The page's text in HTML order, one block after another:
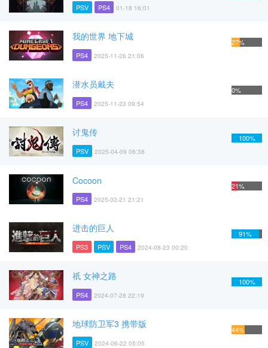
PSV PS4 01-18 16:01
我的世界 地下城
PS4 2025-11-26 21:06
27%
潜水员戴夫
PS4 2025-11-23 09:54
0%
讨鬼传
PSV 2025-04-09 06:38
100%
Cocoon
PS4 2025-02-21 21:21
21%
进击的巨人
PS3 PSV PS4 2024-08-23 00:20
91%
祇 女神之路
PS4 2024-07-28 22:19
100%
地球防卫军3 携带版
PSV 2024-06-22 05:05
44%